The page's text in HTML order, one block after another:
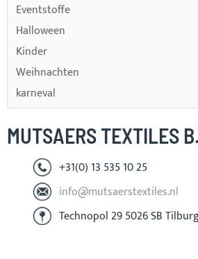
Eventstoffe
Halloween
Kinder
Weihnachten
karneval
MUTSAERS TEXTILES
+31(0) 13 535 10 25
info@mutsaerstextiles.nl
Technopol 29 5026 SB